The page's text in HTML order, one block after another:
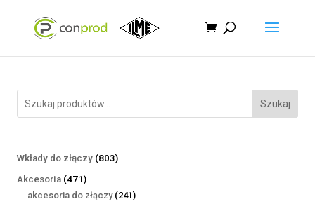
Szukaj
Wkłady do złączy 803803
Akcesoria 471471
produktów
akcesoria do złączy 241241